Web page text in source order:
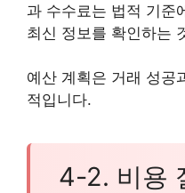
과 수수료는 법적 기준
최신 정보를 확인하는
예산 계획은 거래 성공
적입니다.
4-2. 비용